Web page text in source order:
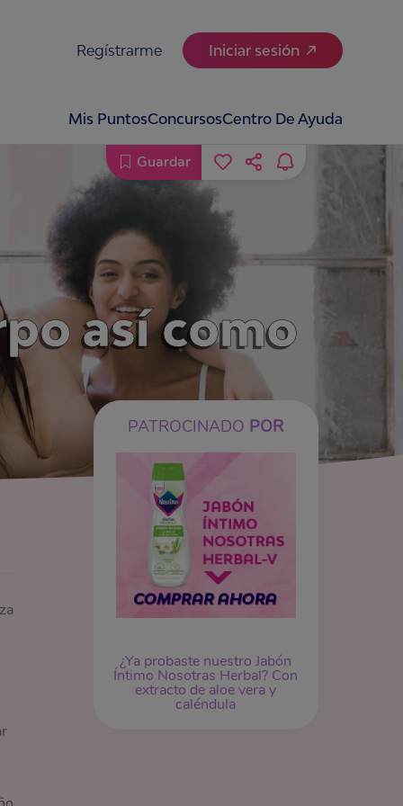
Regístrarme Iniciar sesión
Mis PuntosConcursosCentro De Ayuda
así como
PATROCINADO POR
¿Ya probaste nuestroJabón
Íntimo Nosotras Herbal? Con
extracto de aloe vera y
caléndula
Guardar